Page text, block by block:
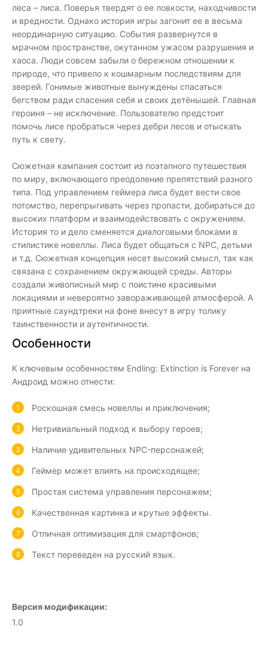
леса – лиса. Поверья твердят о ее ловкости, находчивости
и вредности. Однако история игры загонит ее в весьма
неординарную ситуацию. События развернутся в
мрачном пространстве, окутанном ужасом разрушения и
хаоса. Люди совсем забыли о бережном отношении к
природе, что привело к кошмарным последствиям для
зверей. Гонимые животные вынуждены спасаться
бегством ради спасения себя и своих детёнышей. Главная
героиня – не исключение. Пользователю предстоит
помочь лисе пробраться через дебри лесов и отыскать
путь к свету.
Сюжетная кампания состоит из поэтапного путешествия
по миру, включающего преодоление препятствий разного
типа. Под управлением геймера лиса будет вести свое
потомство, перепрыгивать через пропасти, добираться до
высоких платформ и взаимодействовать с окружением.
История то и дело сменяется диалоговыми блоками в
стилистике новеллы. Лиса будет общаться с NPC, детьми
и т.д. Сюжетная концепция несет высокий смысл, так как
связана с сохранением окружающей среды. Авторы
создали живописный мир с поистине красивыми
локациями и невероятно завораживающей атмосферой. А
приятные саундтреки на фоне внесут в игру толику
таинственности и аутентичности.
Особенности
К ключевым особенностям Endling: Extinction is Forever на
Андроид можно отнести:
Роскошная смесь новеллы и приключения;
Нетривиальный подход к выбору героев;
Наличие удивительных NPC-персонажей;
Геймер может влиять на происходящее;
Простая система управления персонажем;
Качественная картинка и крутые эффекты.
Отличная оптимизация для смартфонов;
Текст переведен на русский язык.
Версия модификации:
1.0